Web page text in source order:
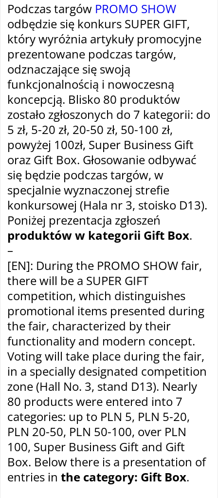
Podczas targów PROMO SHOW
odbędzie się konkurs SUPER GIFT,
który wyróżnia artykuły promocyjne
prezentowane podczas targów,
odznaczające się swoją
funkcjonalnością i nowoczesną
koncepcją. Blisko 80 produktów
zostało zgłoszonych do 7 kategorii: do
5 zł, 5-20 zł, 20-50 zł, 50-100 zł,
powyżej 100zł, Super Business Gift
oraz Gift Box. Głosowanie odbywać
się będzie podczas targów, w
specjalnie wyznaczonej strefie
konkursowej (Hala nr 3, stoisko D13).
Poniżej prezentacja zgłoszeń
produktów w kategorii Gift Box.
–
[EN]: During the PROMO SHOW fair,
there will be a SUPER GIFT
competition, which distinguishes
promotional items presented during
the fair, characterized by their
functionality and modern concept.
Voting will take place during the fair,
in a specially designated competition
zone (Hall No. 3, stand D13). Nearly
80 products were entered into 7
categories: up to PLN 5, PLN 5-20,
PLN 20-50, PLN 50-100, over PLN
100, Super Business Gift and Gift
Box. Below there is a presentation of
entries in the category: Gift Box.